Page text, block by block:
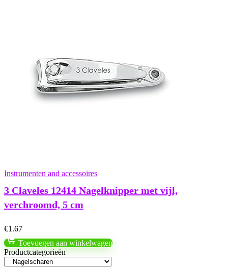
Instrumenten and accessoires
3 Claveles 12414 Nagelknipper met vijl,
verchroomd, 5 cm
€1.67
Toevoegen aan winkelwagen
Productcategorieën